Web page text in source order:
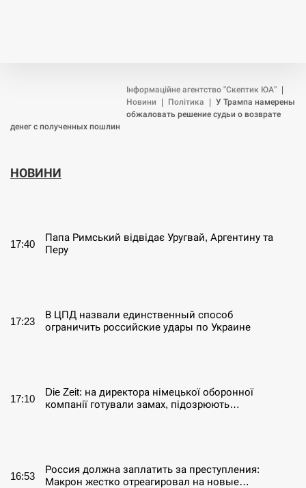
Інформаційне агентство "Скептик ЮА"
Новини
Політика
У Трампа намерены
обжаловать решение судьи о возврате
денег с полученных пошлин
НОВИНИ
17:40
Папа Римський відвідає Уругвай, Аргентину та
Перу
17:23
В ЦПД назвали единственный способ
ограничить российские удары по Украине
17:10
Die Zeit: на директора німецької оборонної
компанії готували замах, підозрюють…
16:53
Россия должна заплатить за преступления:
Макрон жестко отреагировал на новые…